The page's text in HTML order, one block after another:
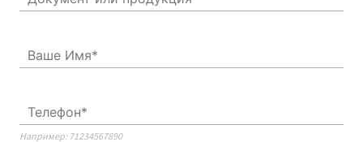
Например: 71234567890